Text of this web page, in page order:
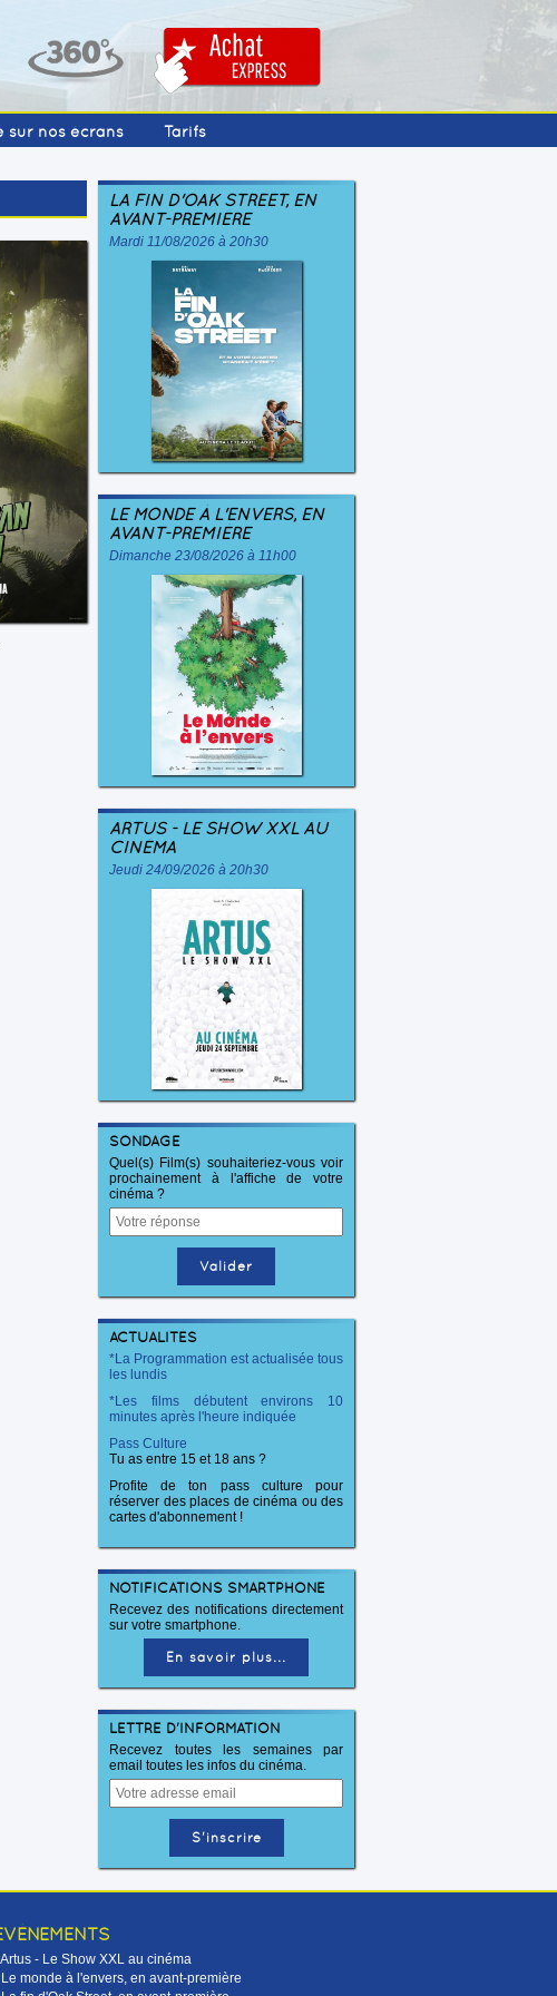
sur nos écrans Tarifs
LA FIN D'OAK STREET, EN
AVANT-PREMIÈRE
Mardi 11/08/2026 à 20h30
LE MONDE À L'ENVERS, EN
AVANT-PREMIÈRE
Dimanche 23/08/2026 à 11h00
ARTUS - LE SHOW XXL AU
CINÉMA
Jeudi 24/09/2026 à 20h30
SONDAGE
Quel(s) Film(s) souhaiteriez-vous voir
prochainement à l'affiche de votre
cinéma ?
ACTUALITÉS
*La Programmation est actualisée tous
les lundis
*Les films débutent environs 10
minutes après l'heure indiquée
Pass Culture
Tu as entre 15 et 18 ans ?
Profite de ton pass culture pour
réserver des places de cinéma ou des
cartes d'abonnement !
NOTIFICATIONS SMARTPHONE
Recevez des notifications directement
sur votre smartphone.
En savoir plus...
LETTRE D'INFORMATION
Recevez toutes les semaines par
email toutes les infos du cinéma.
Artus - Le Show XXL au cinéma
Le monde à l'envers, en avant-première